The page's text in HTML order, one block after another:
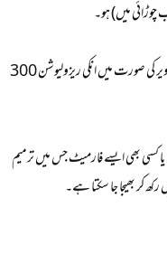
ب: مارجن:”0.75 چاروں اطراف سے (انچ میں) تصاویر کی صورت میں انکی ریزولیوشن 300
کسی بھی ایسے فارمیٹ جس میں ترمیم
کر بھیجا جا سکتا ہے۔